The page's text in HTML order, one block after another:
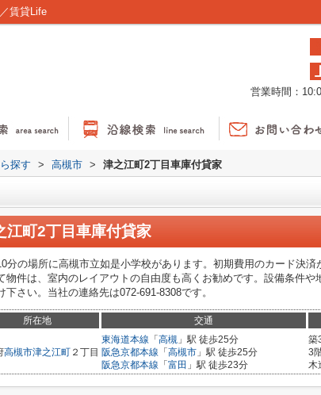
賃貸Life
営業時間：
探す > 高槻市 > 津之江町2丁目車庫付貸家
江町2丁目車庫付貸家
分の場所に高槻市立如是小学校があります。初期費用のカード決
物件は、室内のレイアウトの自由度も高くお勧めです。設備条件
下さい。当社の連絡先は072-691-8308です。
所在地 交通
高槻市津之江町 ２丁目
東海道本線 「 高槻 」駅 徒歩25分
阪急京都本線 「 高槻市 」駅 徒歩25分
阪急京都本線 「 富田 」駅 徒歩23分
築
3
木